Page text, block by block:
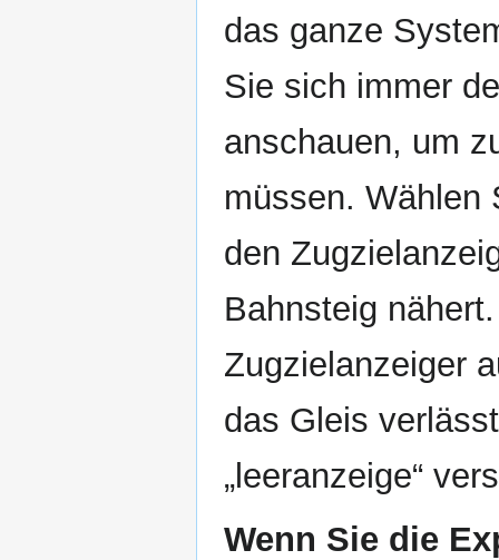
das ganze
Sie sich immer
anschauen, um
müssen. Wählen
den
Bahnsteig
Zugzielanzeiger
das Gleis
„leeranzeige“
Wenn Sie die